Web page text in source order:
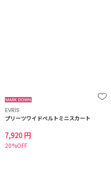
EVRIS
プリーツワイドベルトミニスカート
7,920 円
20%OFF